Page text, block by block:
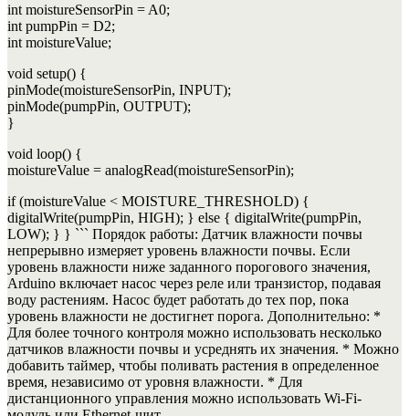
int moistureSensorPin = A0;
int pumpPin = D2;
int moistureValue;
void setup() {
pinMode(moistureSensorPin, INPUT);
pinMode(pumpPin, OUTPUT);
}
void loop() {
moistureValue = analogRead(moistureSensorPin);
if (moistureValue < MOISTURE_THRESHOLD) {
digitalWrite(pumpPin, HIGH); } else { digitalWrite(pumpPin,
LOW); } } ``` Порядок работы: Датчик влажности почвы
непрерывно измеряет уровень влажности почвы. Если
уровень влажности ниже заданного порогового значения,
Arduino включает насос через реле или транзистор, подавая
воду растениям. Насос будет работать до тех пор, пока
уровень влажности не достигнет порога. Дополнительно: *
Для более точного контроля можно использовать несколько
датчиков влажности почвы и усреднять их значения. * Можно
добавить таймер, чтобы поливать растения в определенное
время, независимо от уровня влажности. * Для
дистанционного управления можно использовать Wi-Fi-